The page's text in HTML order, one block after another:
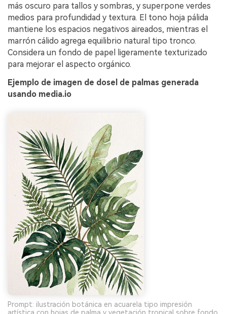
más oscuro para tallos y sombras, y superpone verdes
medios para profundidad y textura. El tono hoja pálida
mantiene los espacios negativos aireados, mientras el
marrón cálido agrega equilibrio natural tipo tronco.
Considera un fondo de papel ligeramente texturizado
para mejorar el aspecto orgánico.
Ejemplo de imagen de dosel de palmas generada
usando media.io
Prompt: ilustración botánica en acuarela tipo impresión